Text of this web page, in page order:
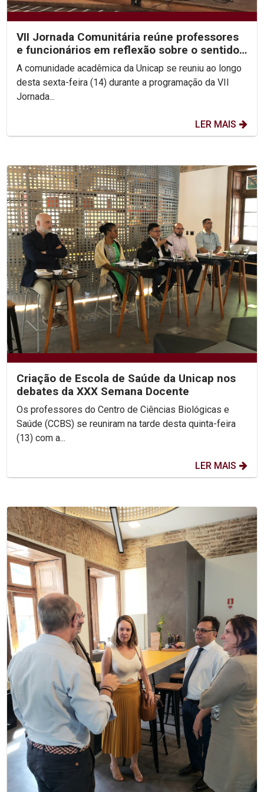
VII Jornada Comunitária reúne professores
e funcionários em reflexão sobre o sentido
da vida
A comunidade acadêmica da Unicap se reuniu ao longo
desta sexta-feira (14) durante a programação da VII
Jornada...
LER MAIS
Criação de Escola de Saúde da Unicap nos
debates da XXX Semana Docente
Os professores do Centro de Ciências Biológicas e
Saúde (CCBS) se reuniram na tarde desta quinta-feira
(13) com a...
LER MAIS